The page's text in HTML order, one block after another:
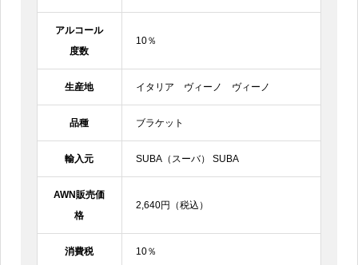
アルコール
度数
10％
生産地 イタリア ヴィーノ ヴィーノ
品種 ブラケット
輸入元 SUBA（スーバ） SUBA
AWN販売価
格
2,640円（税込）
消費税 10％